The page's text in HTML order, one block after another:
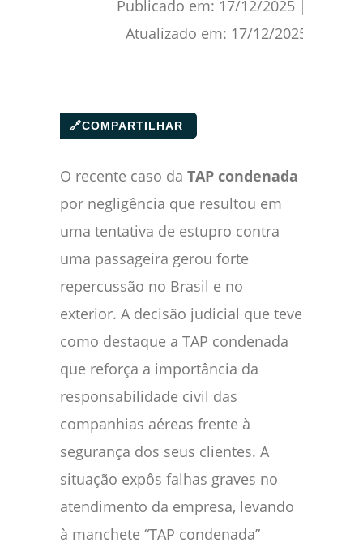
Publicado em: 17/12/2025 |
Atualizado em: 17/12/2025
🔗COMPARTILHAR
O recente caso da TAP condenada
por negligência que resultou em
uma tentativa de estupro contra
uma passageira gerou forte
repercussão no Brasil e no
exterior. A decisão judicial que teve
como destaque a TAP condenada
que reforça a importância da
responsabilidade civil das
companhias aéreas frente à
segurança dos seus clientes. A
situação expôs falhas graves no
atendimento da empresa, levando
à manchete “TAP condenada”